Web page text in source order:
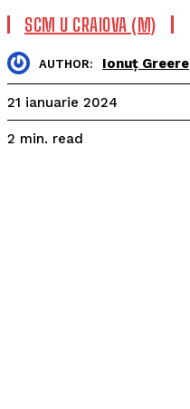
SCM U CRAIOVA (M)
AUTHOR: Ionuț Greere
21 ianuarie 2024
2 min. read